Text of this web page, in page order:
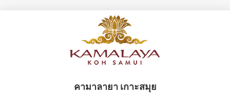
คามาลายา เกาะสมุย